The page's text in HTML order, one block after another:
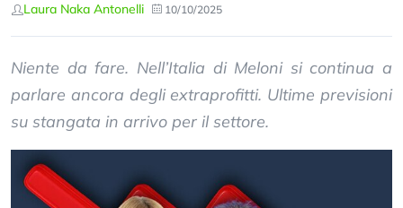
Laura Naka Antonelli 10/10/2025
Niente da fare. Nell’Italia di Meloni si continua a
parlare ancora degli extraprofitti. Ultime previsioni
su stangata in arrivo per il settore.